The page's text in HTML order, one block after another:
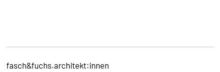
fasch&fuchs.architekt:innen